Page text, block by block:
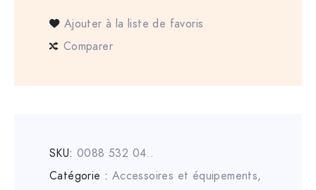
Ajouter à la liste de favoris
Comparer
SKU: 0088 532 04..
Catégorie : Accessoires et équipements,